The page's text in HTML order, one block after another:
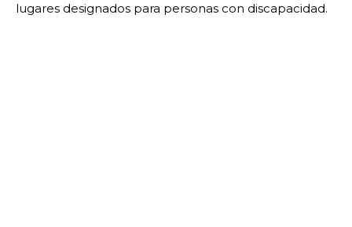
lugares designados para personas con discapacidad.